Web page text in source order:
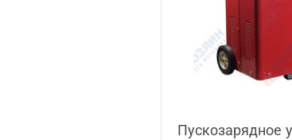
Пускозарядное